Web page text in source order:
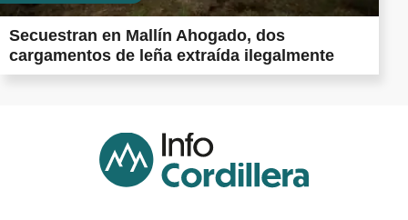
Secuestran en Mallín Ahogado, dos
cargamentos de leña extraída ilegalmente